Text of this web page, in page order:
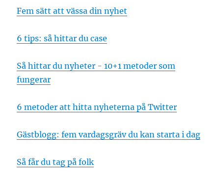
Fem sätt att vässa din nyhet
6 tips: så hittar du case
Så hittar du nyheter - 10+1 metoder som
fungerar
6 metoder att hitta nyheterna på Twitter
Gästblogg: fem vardagsgräv du kan starta i dag
Så får du tag på folk